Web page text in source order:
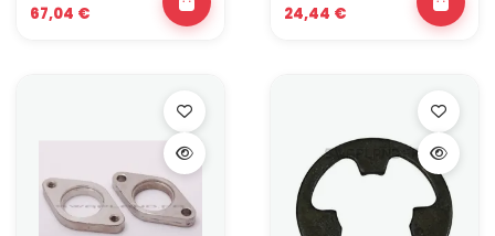
une suralimentation stable et d’éviter les soucis en pleine
67,04 € 24,44 €